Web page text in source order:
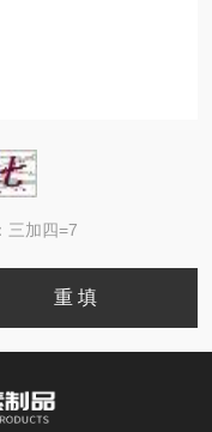
三加四=7